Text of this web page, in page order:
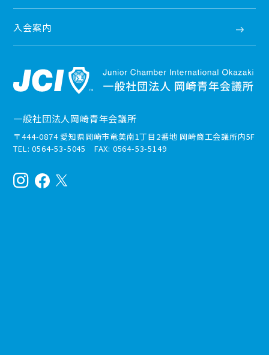
入会案内
一般社団法人岡崎青年会議所
〒444-0874 愛知県岡崎市竜美南1丁目2番地 岡崎商工会議所内5F
TEL: 0564-53-5045 FAX: 0564-53-5149